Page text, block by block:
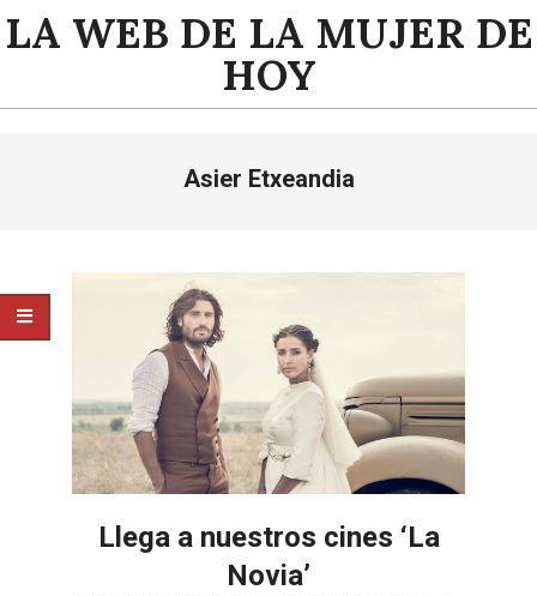
Saltar
alLA WEB DE LA MUJER DE
HOY
Asier Etxeandia
Llega a nuestros cines ‘La
Novia’